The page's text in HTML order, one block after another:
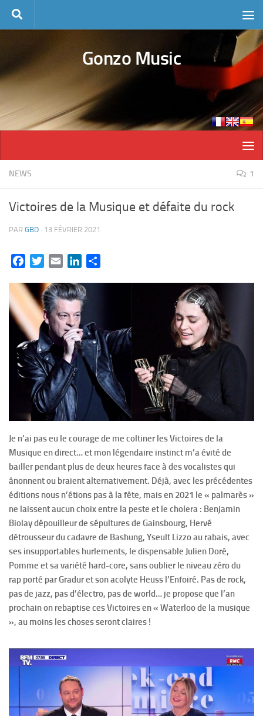
Skip to content
Gonzo Music
NEWS 1
Victoires de la Musique et défaite du rock
PAR GBD · 13 FÉVRIER 2021
FacebookTwitterEmail LinkedIn
Je n’ai pas eu le courage de me coltiner les Victoires de la
Musique en direct… et mon légendaire instinct m’a évité de
bailler pendant plus de deux heures face à des vocalistes qui
ânonnent ou braient alternativement. Déjà, avec les précédentes
éditions nous n’étions pas à la fête, mais en 2021 le « palmarès »
ne laissent aucun choix entre la peste et le cholera : Benjamin
Biolay dépouilleur de sépultures de Gainsbourg, Hervé
détrousseur du cadavre de Bashung, Yseult Lizzo au rabais, avec
ses insupportables hurlements, le dispensable Julien Doré,
Pomme et sa variété hard-core, sans oublier le niveau zéro du
rap porté par Gradur et son acolyte Heuss l’Enfoiré. Pas de rock,
pas de jazz, pas d’électro, pas de world… je propose que l’an
prochain on rebaptise ces Victoires en « Waterloo de la musique
», au moins les choses seront claires !